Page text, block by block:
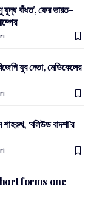
যুদ্ধ বাঁধত’, ফের ভারত-
যুব নেতা, মেডিকেলের
‘বলিউড বাদশা’র
forms one